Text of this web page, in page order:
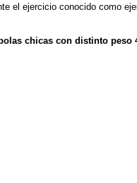
el ejercicio conocido como
chicas con distinto peso